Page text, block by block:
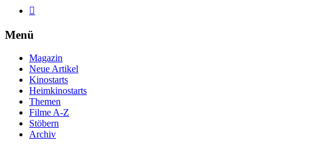

Menü
Magazin
Neue Artikel
Kinostarts
Heimkinostarts
Themen
Filme A-Z
Stöbern
Archiv